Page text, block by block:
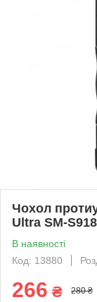
Чохол
Ultra SM-
В наявності
Код: 13880
266 ₴ 280 ₴